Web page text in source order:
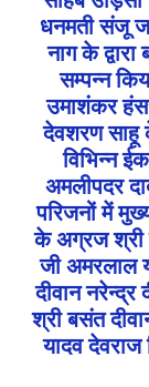
धनमती संजू
नाग के
सम्पन्न
उमाशंकर
देवशरण साहू
विभिन्न
अमलीपदर
परिजनों में
के अग्रज श्री
जी अमरलाल
दीवान नरेन्द्र
श्री बसंत
यादव